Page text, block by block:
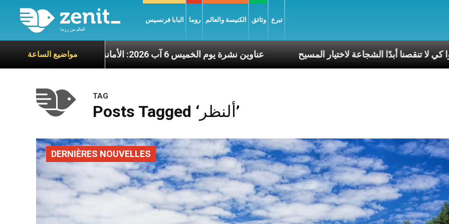
البابا فرنسيس روما الكنيسة والعالم وثائق تبرع
مواضيع الساعة عناوين نشرة يوم الخميس 6 آب 2026: الأمانة للإنجيل أن تصلّوا كي لا تنقصنا أبدًا الشجاعة لاختيار المسيح
TAG
Posts Tagged ‘ألنظر’
DERNIÈRES NOUVELLES